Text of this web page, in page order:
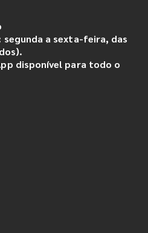
a sexta-feira, das
disponível para todo o